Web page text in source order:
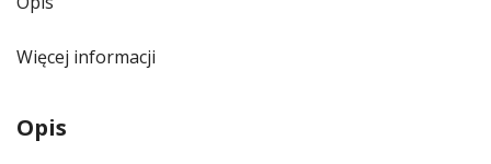
Więcej informacji
Opis